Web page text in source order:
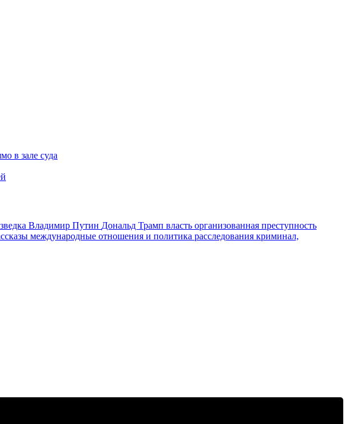
в зале суда
Владимир Путин Дональд Трамп власть организованная преступность
международные отношения и политика расследования криминал,